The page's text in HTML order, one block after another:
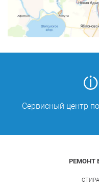
Сервисный центр
РЕМОНТ